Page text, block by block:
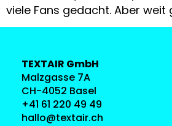
viele Fans gedacht. Aber weit
TEXTAIR GmbH
Malzgasse 7A
CH-4052 Basel
+41 61 220 49 49
hallo@textair.ch